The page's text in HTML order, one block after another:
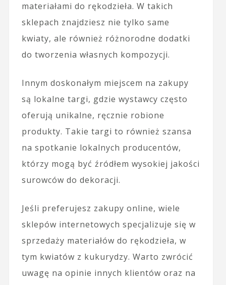
materiałami do rękodzieła. W takich
sklepach znajdziesz nie tylko same
kwiaty, ale również różnorodne dodatki
do tworzenia własnych kompozycji.
Innym doskonałym miejscem na zakupy
są lokalne targi, gdzie wystawcy często
oferują unikalne, ręcznie robione
produkty. Takie targi to również szansa
na spotkanie lokalnych producentów,
którzy mogą być źródłem wysokiej jakości
surowców do dekoracji.
Jeśli preferujesz zakupy online, wiele
sklepów internetowych specjalizuje się w
sprzedaży materiałów do rękodzieła, w
tym kwiatów z kukurydzy. Warto zwrócić
uwagę na opinie innych klientów oraz na